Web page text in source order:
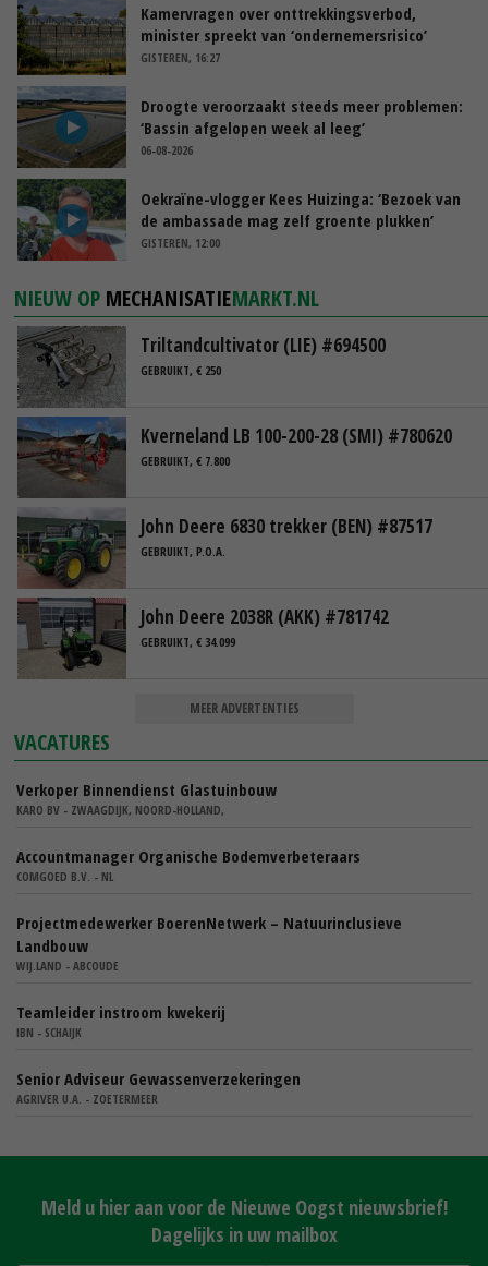
Kamervragen over onttrekkingsverbod,
minister spreekt van ‘ondernemersrisico’
GISTEREN, 16:27
Droogte veroorzaakt steeds meer problemen:
‘Bassin afgelopen week al leeg’
06-08-2026
Oekraïne-vlogger Kees Huizinga: ‘Bezoek van
de ambassade mag zelf groente plukken’
GISTEREN, 12:00
NIEUW OP MECHANISATIEMARKT.NL
Triltandcultivator (LIE) #694500
GEBRUIKT, € 250
Kverneland LB 100-200-28 (SMI) #780620
GEBRUIKT, € 7.800
John Deere 6830 trekker (BEN) #87517
GEBRUIKT, P.O.A.
John Deere 2038R (AKK) #781742
GEBRUIKT, € 34.099
MEER ADVERTENTIES
VACATURES
Verkoper Binnendienst Glastuinbouw
KARO BV - ZWAAGDIJK, NOORD-HOLLAND,
Accountmanager Organische Bodemverbeteraars
COMGOED B.V. - NL
Projectmedewerker BoerenNetwerk – Natuurinclusieve
Landbouw
WIJ.LAND - ABCOUDE
Teamleider instroom kwekerij
IBN - SCHAIJK
Senior Adviseur Gewassenverzekeringen
AGRIVER U.A. - ZOETERMEER
Meld u hier aan voor de Nieuwe Oogst nieuwsbrief!
Dagelijks in uw mailbox